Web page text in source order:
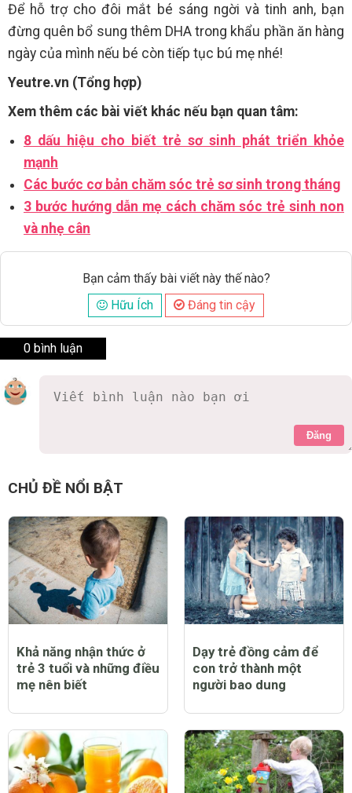
Để hỗ trợ cho đôi mắt bé sáng ngời và tinh anh, bạn
đừng quên bổ sung thêm DHA trong khẩu phần ăn hàng
ngày của mình nếu bé còn tiếp tục bú mẹ nhé!
Yeutre.vn (Tổng hợp)
Xem thêm các bài viết khác nếu bạn quan tâm:
8 dấu hiệu cho biết trẻ sơ sinh phát triển khỏe
mạnh
Các bước cơ bản chăm sóc trẻ sơ sinh trong tháng
3 bước hướng dẫn mẹ cách chăm sóc trẻ sinh non
và nhẹ cân
Bạn cảm thấy bài viết này thế nào?
Hữu Ích
Đáng tin cậy
0 bình luận
Đăng
CHỦ ĐỀ NỔI BẬT
Khả năng nhận thức ở
trẻ 3 tuổi và những điều
mẹ nên biết
Dạy trẻ đồng cảm để
con trở thành một
người bao dung